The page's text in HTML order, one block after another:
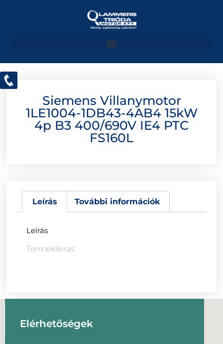
Siemens Villanymotor
1LE1004-1DB43-4AB4 15kW
4p B3 400/690V IE4 PTC
FS160L
Leírás További információk
Leírás
Termekleiras
Elérhetőségek